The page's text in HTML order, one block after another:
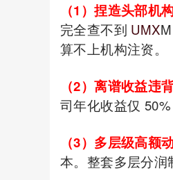
（1）捏造头部机
完全查不到 UMX
算不上机构注资。
（2）离谱收益违
司年化收益仅
（3）多层级高额
本。整套多层分润